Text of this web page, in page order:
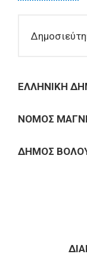
ΕΛΛΗΝΙΚΗ
ΝΟΜΟΣ
ΔΗΜΟΣ